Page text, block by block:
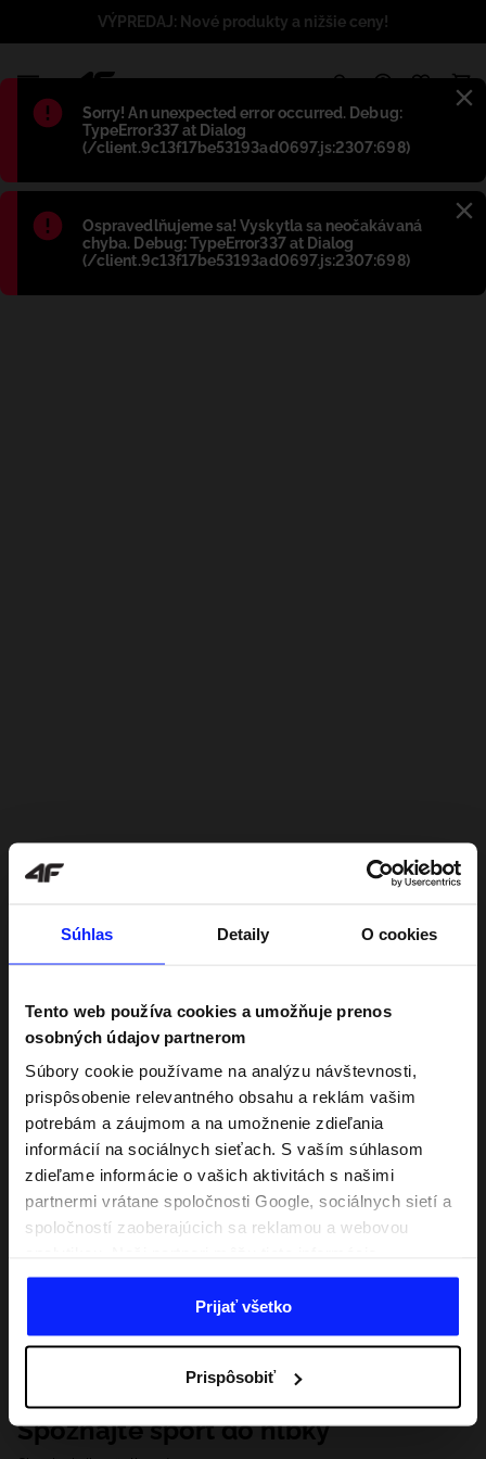
Súhlas Detaily O cookies
Tento web používa cookies a umožňuje prenos
osobných údajov partnerom
Súbory cookie používame na analýzu návštevnosti,
prispôsobenie relevantného obsahu a reklám vašim
potrebám a záujmom a na umožnenie zdieľania
informácií na sociálnych sieťach. S vaším súhlasom
zdieľame informácie o vašich aktivitách s našimi
partnermi vrátane spoločnosti Google, sociálnych sietí a
spoločností zaoberajúcich sa reklamou a webovou
kombinovať s inými, ktoré poskytnete mimo tejto
webovej stránky, ako aj s údajmi, ktoré získajú v
dôsledku vášho používania ich služieb. S vaším
našim partnerom, aby sme zacielili a zlepšili spôsob
zobrazovania online reklamy, vykonali analytický
prieskum, upravili obsah a zlepšili riešenia ponúkané
Prijať všetko
Prispôsobiť
Błąd:
Sorry! An unexpected error occurred. Debug:
TypeError337 at Dialog
(/client.9c13f17be53193ad0697.js:2307:698)
Błąd:
Ospravedlňujeme sa! Vyskytla sa neočakávaná
chyba. Debug: TypeError337 at Dialog
(/client.9c13f17be53193ad0697.js:2307:698)
VÝPREDAJ: Nové produkty a nižšie ceny!
Spoznajte šport do hĺbky